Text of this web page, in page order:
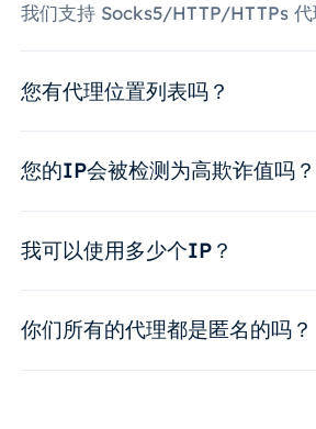
我们支持 Socks5/HTTP/HTTPs 代
您有代理位置列表吗？
您的IP会被检测为高欺诈值吗？
我可以使用多少个IP？
你们所有的代理都是匿名的吗？